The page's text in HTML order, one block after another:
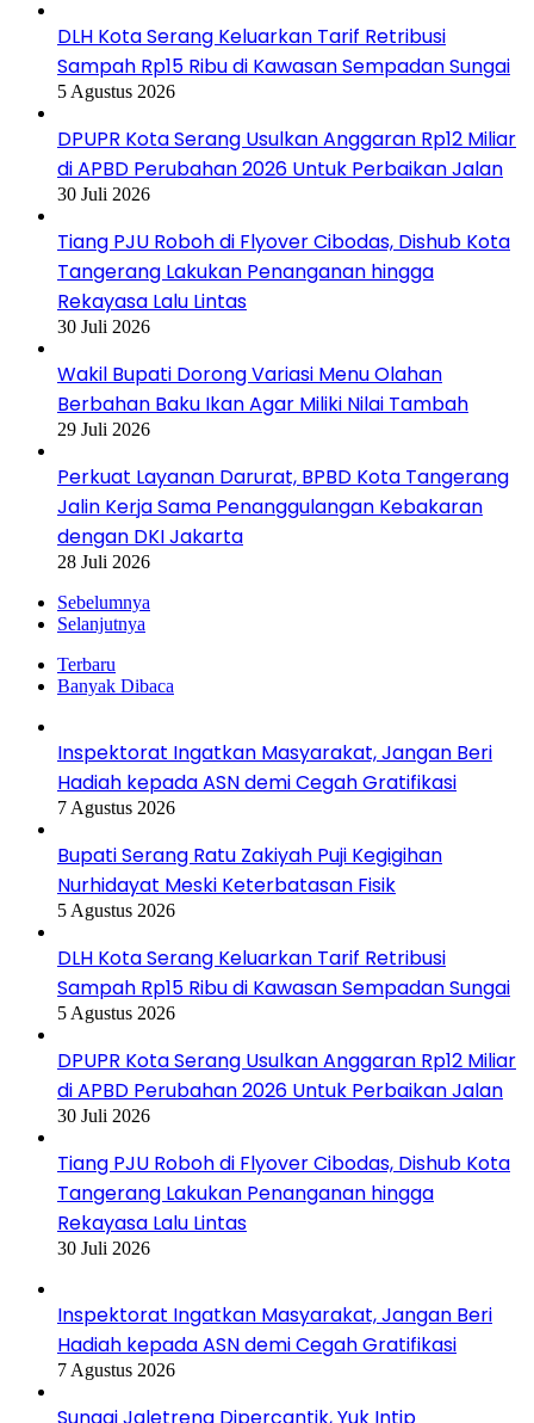
DLH Kota Serang Keluarkan Tarif Retribusi
Sampah Rp15 Ribu di Kawasan Sempadan Sungai
5 Agustus 2026
DPUPR Kota Serang Usulkan Anggaran Rp12 Miliar
di APBD Perubahan 2026 Untuk Perbaikan Jalan
30 Juli 2026
Tiang PJU Roboh di Flyover Cibodas, Dishub Kota
Tangerang Lakukan Penanganan hingga
Rekayasa Lalu Lintas
30 Juli 2026
Wakil Bupati Dorong Variasi Menu Olahan
Berbahan Baku Ikan Agar Miliki Nilai Tambah
29 Juli 2026
Perkuat Layanan Darurat, BPBD Kota Tangerang
Jalin Kerja Sama Penanggulangan Kebakaran
dengan DKI Jakarta
28 Juli 2026
Sebelumnya
Selanjutnya
Terbaru
Banyak Dibaca
Inspektorat Ingatkan Masyarakat, Jangan Beri
Hadiah kepada ASN demi Cegah Gratifikasi
7 Agustus 2026
Bupati Serang Ratu Zakiyah Puji Kegigihan
Nurhidayat Meski Keterbatasan Fisik
5 Agustus 2026
DLH Kota Serang Keluarkan Tarif Retribusi
Sampah Rp15 Ribu di Kawasan Sempadan Sungai
5 Agustus 2026
DPUPR Kota Serang Usulkan Anggaran Rp12 Miliar
di APBD Perubahan 2026 Untuk Perbaikan Jalan
30 Juli 2026
Tiang PJU Roboh di Flyover Cibodas, Dishub Kota
Tangerang Lakukan Penanganan hingga
Rekayasa Lalu Lintas
30 Juli 2026
Inspektorat Ingatkan Masyarakat, Jangan Beri
Hadiah kepada ASN demi Cegah Gratifikasi
7 Agustus 2026